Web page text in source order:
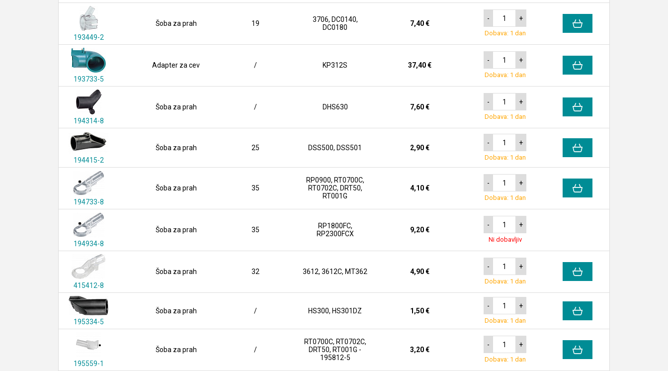
193449-2
Šoba za prah 19
3706, DC0140,
DC0180
7,40 €
- +
Dobava: 1 dan
193733-5
Adapter za cev / KP312S 37,40 €
- +
Dobava: 1 dan
194314-8
Šoba za prah / DHS630 7,60 €
- +
Dobava: 1 dan
194415-2
Šoba za prah 25 DSS500, DSS501 2,90 €
- +
Dobava: 1 dan
194733-8
Šoba za prah 35
RP0900, RT0700C,
RT0702C, DRT50,
RT001G
4,10 €
- +
Dobava: 1 dan
194934-8
Šoba za prah 35
RP1800FC,
RP2300FCX
9,20 €
- +
Ni dobavljiv
415412-8
Šoba za prah 32 3612, 3612C, MT362 4,90 €
- +
Dobava: 1 dan
195334-5
Šoba za prah / HS300, HS301DZ 1,50 €
- +
Dobava: 1 dan
195559-1
Šoba za prah /
RT0700C, RT0702C,
DRT50, RT001G -
195812-5
3,20 €
- +
Dobava: 1 dan